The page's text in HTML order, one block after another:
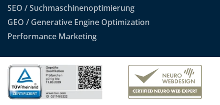
SEO / Suchmaschinenoptimierung
GEO / Generative Engine Optimization
Performance Marketing